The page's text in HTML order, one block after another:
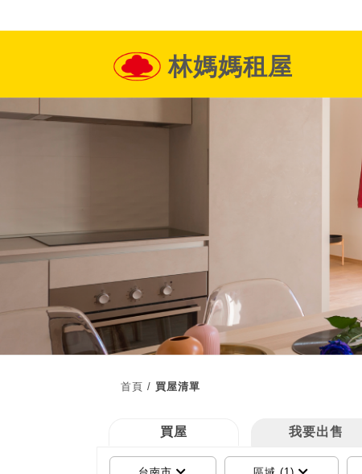
林媽媽租屋
首頁 / 買屋清單
買屋 我要出售